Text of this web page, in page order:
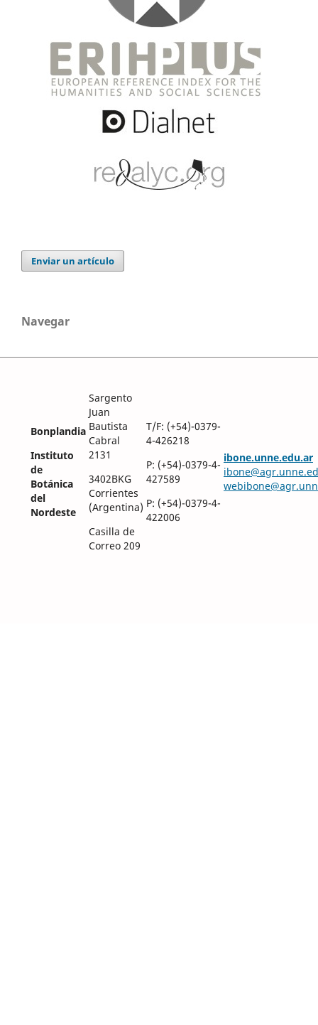
Enviar un artículo
Navegar
Bonplandia
Instituto
de
Botánica
del
Nordeste
Sargento
Juan
Bautista
Cabral
2131
3402BKG
Corrientes
(Argentina)
Casilla de
Correo 209
T/F: (+54)-0379-
4-426218
P: (+54)-0379-4-
427589
P: (+54)-0379-4-
422006
ibone.unne.edu.ar